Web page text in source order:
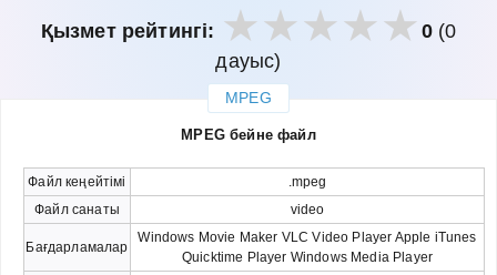
Қызмет рейтингі: 0(0
дауыс)
MPEG
MPEG бейне файл
Файл кеңейтімі
.mpeg
Файл санаты
video
Бағдарламалар
Windows Movie Maker VLC Video Player Apple iTunes
Quicktime Player Windows Media Player